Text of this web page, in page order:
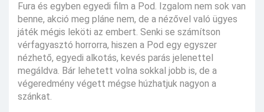
Fura és egyben egyedi film a Pod. Izgalom nem sok van
benne, akció meg pláne nem, de a nézővel való ügyes
játék mégis leköti az embert. Senki se számítson
vérfagyasztó horrorra, hiszen a Pod egy egyszer
nézhető, egyedi alkotás, kevés parás jelenettel
megáldva. Bár lehetett volna sokkal jobb is, de a
végeredmény végett mégse húzhatjuk nagyon a
szánkat.